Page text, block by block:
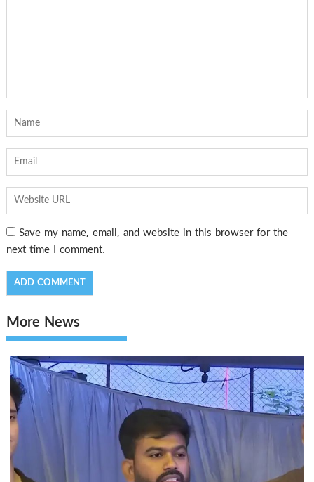
Save my name, email, and website in this browser for the
next time I comment.
More News